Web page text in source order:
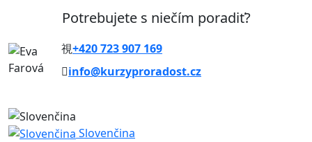
Potrebujete s niečím poradiť?
+420 723 907 169
info@kurzyproradost.cz
Slovenčina